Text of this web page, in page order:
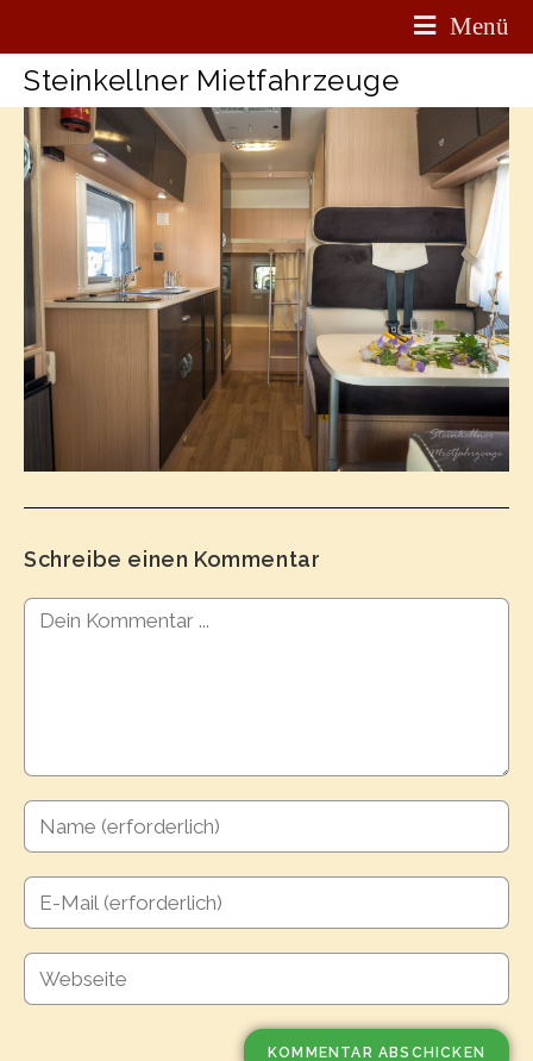
Menü
Steinkellner Mietfahrzeuge
Schreibe einen Kommentar